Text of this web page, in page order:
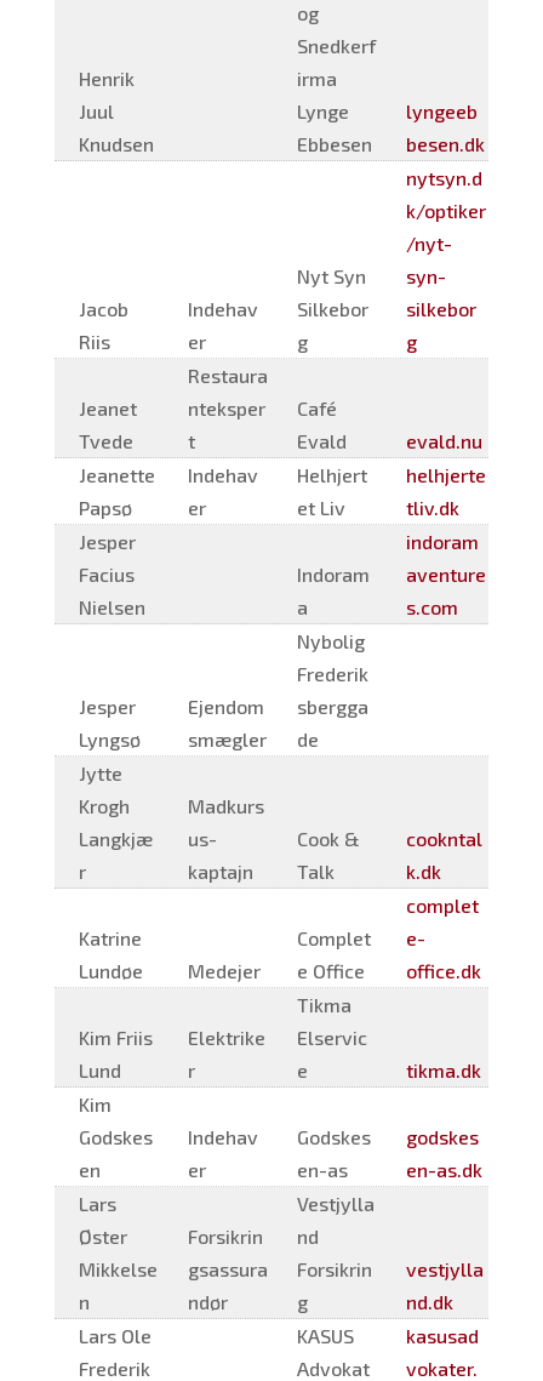
Henrik
Juul
Knudsen
og
Snedkerf
irma
Lynge
Ebbesen
lyngeeb
besen.dk
Jacob
Riis
Indehav
er
Nyt Syn
Silkebor
g
nytsyn.d
k/optiker
/nyt-
syn-
silkebor
g
Jeanet
Tvede
Restaura
nteksper
t
Café
Evald
evald.nu
Jeanette
Papsø
Indehav
er
Helhjert
et Liv
helhjerte
tliv.dk
Jesper
Facius
Nielsen
Indoram
a
indoram
aventure
s.com
Jesper
Lyngsø
Ejendom
smægler
Nybolig
Frederik
sbergga
de
Jytte
Krogh
Langkjæ
r
Madkurs
us-
kaptajn
Cook &
Talk
cookntal
k.dk
Katrine
Lundøe
Medejer
Complet
e Office
complet
e-
office.dk
Kim Friis
Lund
Elektrike
r
Tikma
Elservic
e
tikma.dk
Kim
Godskes
en
Indehav
er
Godskes
en-as
godskes
en-as.dk
Lars
Øster
Mikkelse
n
Forsikrin
gsassura
ndør
Vestjylla
nd
Forsikrin
g
vestjylla
nd.dk
Lars Ole
Frederik
KASUS
Advokat
kasusad
vokater.